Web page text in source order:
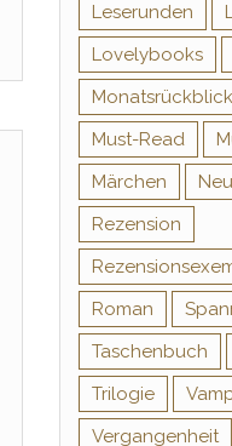
Leserunden
Lovelybooks
Monatsrückblick
Must-Read
Märchen
Rezension
Roman
Taschenbuch
Trilogie
Vergangenheit